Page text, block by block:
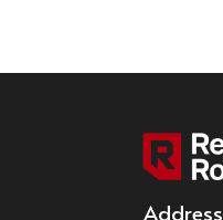
Address